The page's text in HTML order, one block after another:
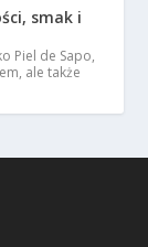
smak i
Piel de Sapo,
ale także